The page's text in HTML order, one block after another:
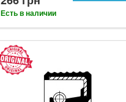
Есть в наличии